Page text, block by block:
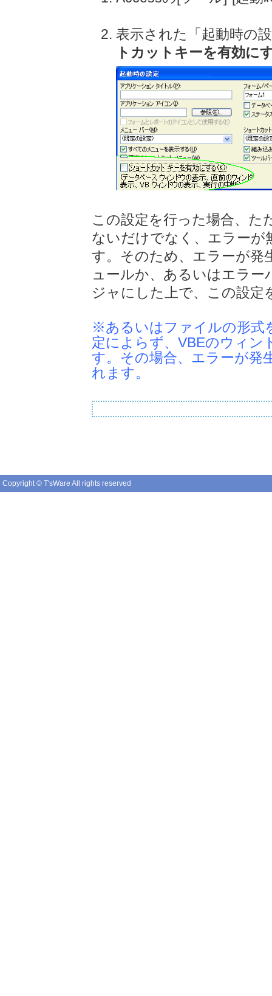
表示された「起動時の
トカットキーを有効に
この設定を行った場合、た
ないだけでなく、エラー
す。そのため、エラーが発
ュールか、あるいはエラ
ジャにした上で、この設定
※あるいはファイルの形式
定によらず、VBEのウィン
す。その場合、エラーが発
れます。
Copyright © T'sWare All rights reserved